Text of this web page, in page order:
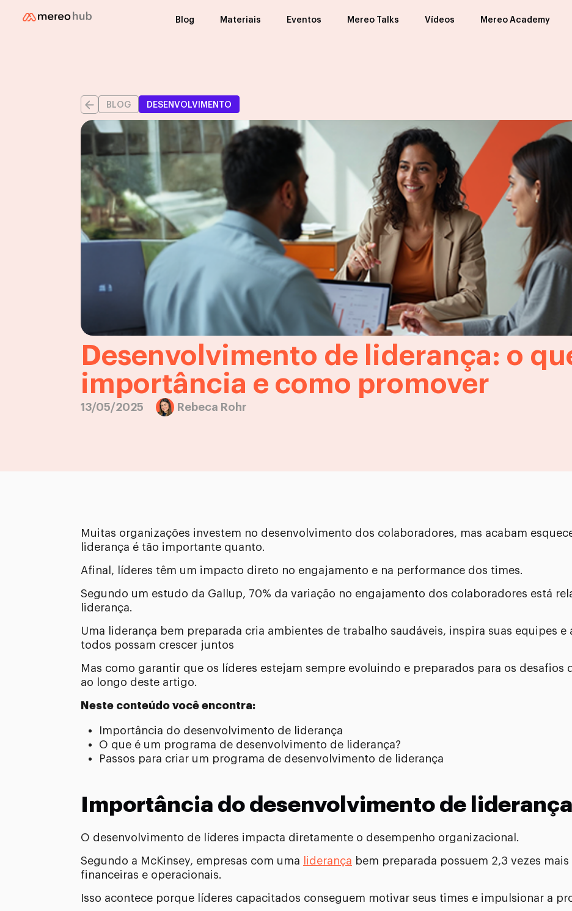
Blog Materiais Eventos Mereo Talks Vídeos Mereo Academy
BLOG DESENVOLVIMENTO
Desenvolvimento de liderança: o
importância e como promover
13/05/2025 Rebeca Rohr
Muitas organizações investem no desenvolvimento dos colaboradores, mas acabam
liderança é tão importante quanto.
Afinal, líderes têm um impacto direto no engajamento e na performance dos times.
Segundo um estudo da Gallup, 70% da variação no engajamento dos colaboradores está
liderança.
Uma liderança bem preparada cria ambientes de trabalho saudáveis, inspira suas equipes e
todos possam crescer juntos
Mas como garantir que os líderes estejam sempre evoluindo e preparados para os desafios
ao longo deste artigo.
Neste conteúdo você encontra:
Importância do desenvolvimento de liderança
O que é um programa de desenvolvimento de liderança?
Passos para criar um programa de desenvolvimento de liderança
Importância do desenvolvimento de liderança
O desenvolvimento de líderes impacta diretamente o desempenho organizacional.
Segundo a McKinsey, empresas com uma liderança bem preparada possuem 2,3 vezes
financeiras e operacionais.
Isso acontece porque líderes capacitados conseguem motivar seus times e impulsionar a